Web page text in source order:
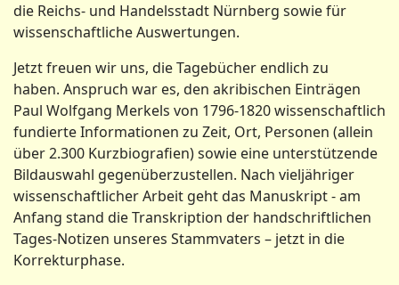
die Reichs- und Handelsstadt Nürnberg sowie für
wissenschaftliche Auswertungen.
Jetzt freuen wir uns, die Tagebücher endlich zu
haben. Anspruch war es, den akribischen Einträgen
Paul Wolfgang Merkels von 1796-1820 wissenschaftlich
fundierte Informationen zu Zeit, Ort, Personen (allein
über 2.300 Kurzbiografien) sowie eine unterstützende
Bildauswahl gegenüberzustellen. Nach vieljähriger
wissenschaft­licher Arbeit geht das Manuskript - am
Anfang stand die Transkription der handschriftlichen
Tages-Notizen unseres Stammvaters – jetzt in die
Korrekturphase.